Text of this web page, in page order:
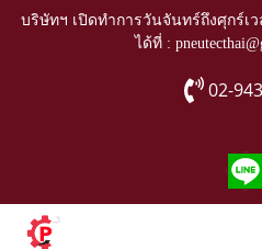
บริษัทฯ เปิดทำการวันจันทร์ถึงศุกร์เว
ได้ที่ :
02-